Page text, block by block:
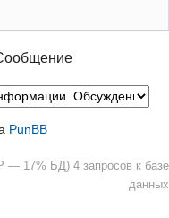
PunBB
— 17% БД) 4 запросов к базе
данных